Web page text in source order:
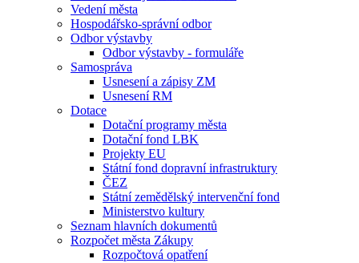
Vedení města
Hospodářsko-správní odbor
Odbor výstavby
Odbor výstavby - formuláře
Samospráva
Usnesení a zápisy ZM
Usnesení RM
Dotace
Dotační programy města
Dotační fond LBK
Projekty EU
Státní fond dopravní infrastruktury
ČEZ
Státní zemědělský intervenční fond
Ministerstvo kultury
Seznam hlavních dokumentů
Rozpočet města Zákupy
Rozpočtová opatření